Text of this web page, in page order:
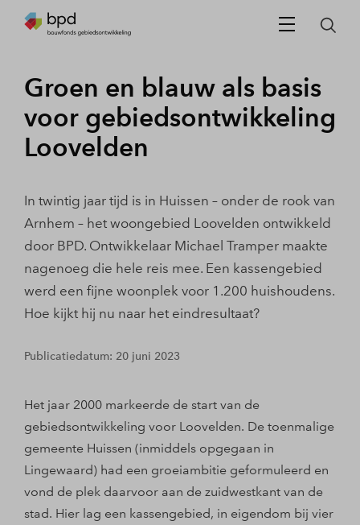
Groen en blauw als basis
voor gebiedsontwikkeling
Loovelden
In twintig jaar tijd is in Huissen – onder de rook van
Arnhem – het woongebied Loovelden ontwikkeld
door BPD. Ontwikkelaar Michael Tramper maakte
nagenoeg die hele reis mee. Een kassengebied
werd een fijne woonplek voor 1.200 huishoudens.
Hoe kijkt hij nu naar het eindresultaat?
Publicatiedatum: 20 juni 2023
Het jaar 2000 markeerde de start van de
gebiedsontwikkeling voor Loovelden. De toenmalige
gemeente Huissen (inmiddels opgegaan in
Lingewaard) had een groeiambitie geformuleerd en
vond de plek daarvoor aan de zuidwestkant van de
stad. Hier lag een kassengebied, in eigendom bij vier